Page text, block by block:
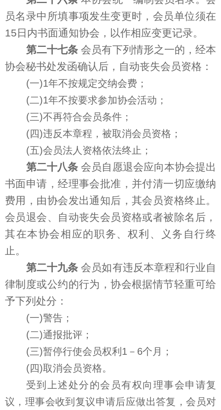
员名录中所填事项发生变更时，会员单位须在
15日内书面通知协会，以作相应变更记录。
第二十七条 会员有下列情形之一的，经本
协会秘书处发函确认后，自动丧失会员资格：
(一)1年不按规定交纳会费；
(二)1年不按要求参加协会活动；
(三)不再符合会员条件；
(四)违反本章程，被取消会员资格；
(五)会员法人资格依法终止；
第二十八条 会员自愿退会应向本协会提出
书面申请，经理事会批准，并付清一切应缴纳
费用，由协会发出通知后，其会员资格终止。
会员退会、自动丧失会员资格或者被除名后，
其在本协会相应的职务、权利、义务自行终
止。
第二十九条 会员如有违反本章程和行业自
律制度或公约的行为，协会根据情节轻重可给
予下列处分：
(一)警告；
(二)通报批评；
(三)暂停行使会员权利1－6个月；
(四)取消会员资格。
受到上述处分的会员有权向理事会申请复
议，理事会收到复议申请后应做出答复，会员对